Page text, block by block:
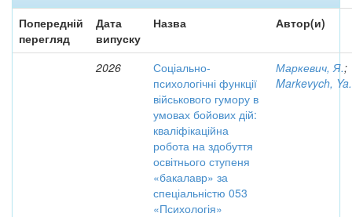
Попередній
перегляд
Дата
випуску
Назва Автор(и)
2026
Соціально-
психологічні функції
військового гумору в
умовах бойових дій:
кваліфікаційна
робота на здобуття
освітнього ступеня
«бакалавр» за
спеціальністю 053
«Психологія»
Маркевич, Я.;
Markevych, Ya.